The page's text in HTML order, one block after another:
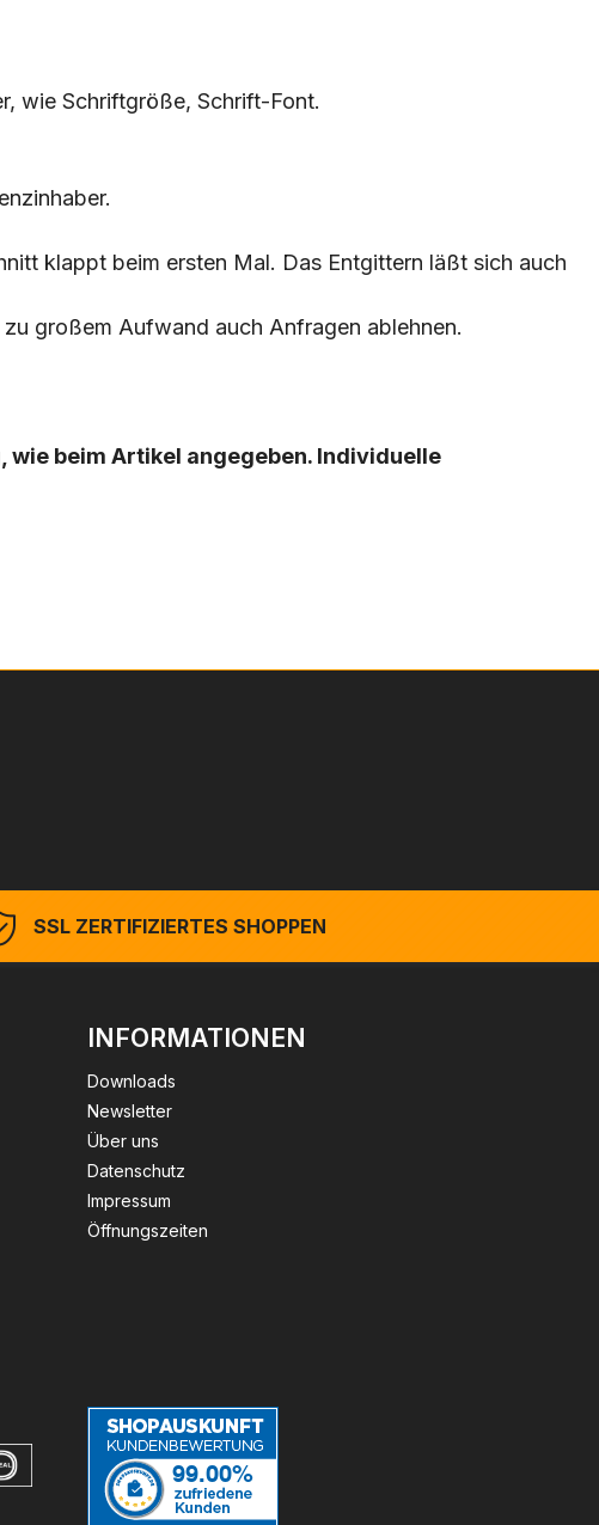
wie Schriftgröße, Schrift-Font.
klappt beim ersten Mal. Das Entgittern läßt sich auch
großem Aufwand auch Anfragen ablehnen.
beim Artikel angegeben. Individuelle
SSL ZERTIFIZIERTES SHOPPEN
INFORMATIONEN
Downloads
Newsletter
Über uns
Datenschutz
Impressum
Öffnungszeiten